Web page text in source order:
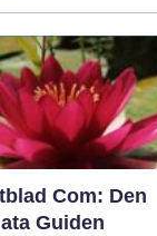
Com: Den
Guiden